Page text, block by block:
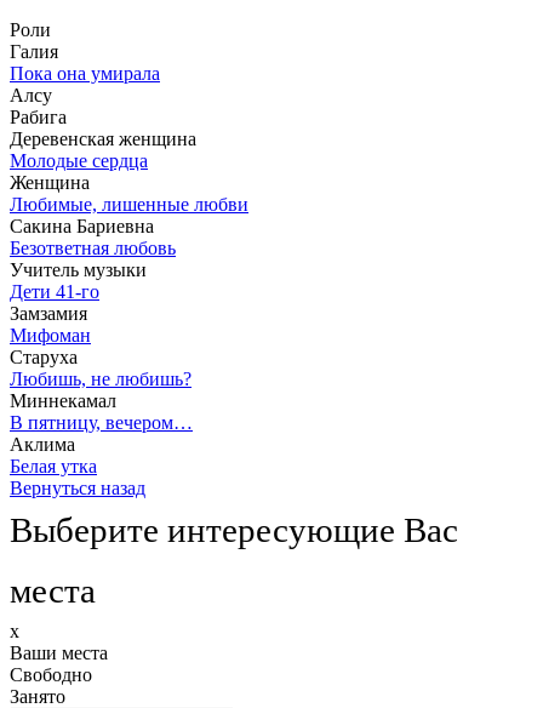
Роли
Галия
Пока она умирала
Алсу
Рабига
Деревенская женщина
Молодые сердца
Женщина
Любимые, лишенные любви
Сакина Бариевна
Безответная любовь
Учитель музыки
Дети 41-го
Замзамия
Мифоман
Старуха
Любишь, не любишь?
Миннекамал
В пятницу, вечером…
Аклима
Белая утка
Вернуться назад
Выберите интересующие Вас
места
x
Ваши места
Свободно
Занято